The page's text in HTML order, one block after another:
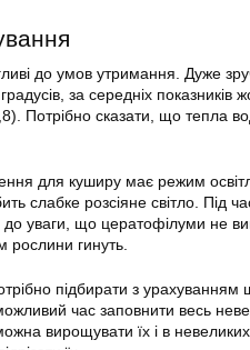
до умов утримання. Дуже
за середніх показників
Потрібно сказати, що тепла
для куширу має режим
слабке розсіяне світло. Під
до уваги, що цератофілуми не
рослини гинуть.
підбирати з
час заповнити весь
вирощувати їх і в